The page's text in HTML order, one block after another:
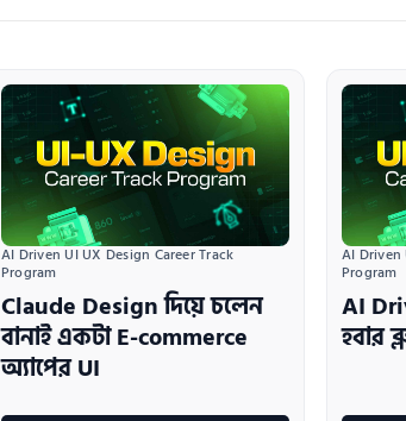
AI Driven UI UX Design Career Track
Program
Claude Design দিয়ে চলেন
বানাই একটা E-commerce
অ্যাপের UI
AI Driven
Program
AI
হবার